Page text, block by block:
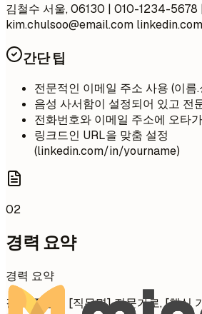
김철수 서울, 06130 | 010-1234-5678 |
kim.chulsoo@email.com
간단 팁
전문적인 이메일 주소 사용 (이름
음성 사서함이 설정되어 있고 전
전화번호와 이메일 주소에 오타
링크드인 URL을 맞춤 설정
(linkedin.com/in/yourname)
02
경력 요약
경력 요약
결과 중심의 [직무명] 전문가로, [핵심